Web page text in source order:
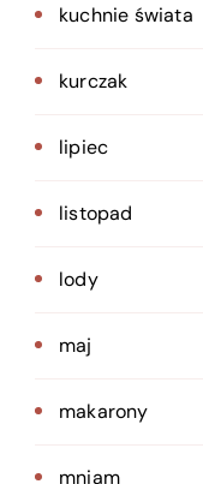
kuchnie świata
kurczak
lipiec
listopad
lody
maj
makarony
mniam